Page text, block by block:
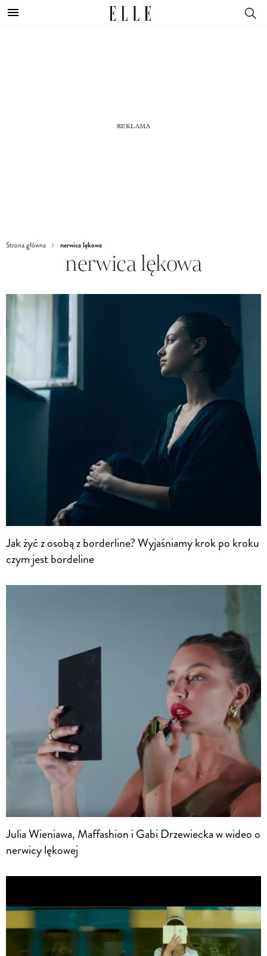
Strona główna nerwica lękowa
nerwica lękowa
Jak żyć z osobą z borderline? Wyjaśniamy krok po kroku
czym jest bordeline
Julia Wieniawa, Maffashion i Gabi Drzewiecka w wideo o
nerwicy lękowej